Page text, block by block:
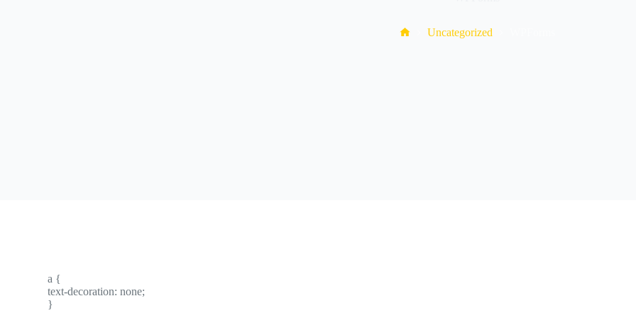
HomeUncategorized
a {
text-decoration: none;
}